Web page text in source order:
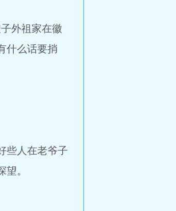
外祖家在徽
什么话要捎
些人在老爷子
。